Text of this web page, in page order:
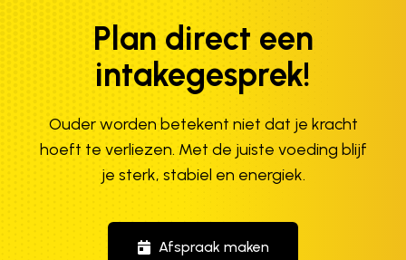
Plan direct een
intakegesprek!
Ouder worden betekent niet dat je kracht
hoeft te verliezen. Met de juiste voeding blijf
je sterk, stabiel en energiek.
Afspraak maken